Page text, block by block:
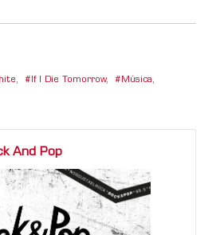
, If I Die Tomorrow, Música,
And Pop